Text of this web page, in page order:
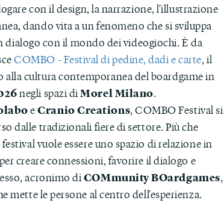
con il design, la narrazione, l'illustrazione
dando vita a un fenomeno che si sviluppa
con il mondo dei videogiochi. È da
COMBO - Festival di pedine, dadi e carte, il
cultura contemporanea del boardgame in
negli spazi diMorel Milano.
eCranio Creations, COMBO Festival si
dalle tradizionali fiere di settore. Più che
vuole essere uno spazio di relazione in
creare connessioni, favorire il dialogo e
acronimo diCOMmunity BOardgames,
mette le persone al centro dell'esperienza.